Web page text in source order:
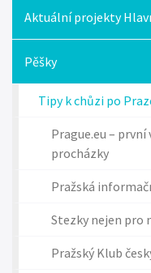
Aktuální projekty
Pěšky
Tipy k chůzi po
Prague.eu –
procházky
Pražská
Stezky nejen pro
Pražský Klub